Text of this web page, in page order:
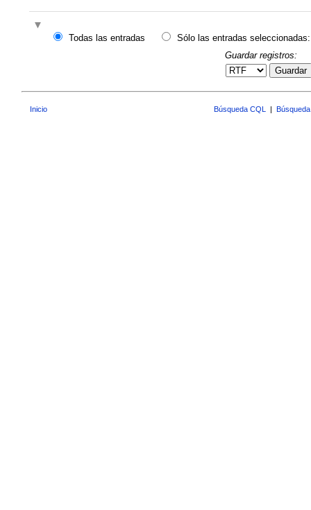
Todas las entradas
Sólo las entradas seleccionadas:
Guardar registros:
Guardar
Inicio Búsqueda CQL